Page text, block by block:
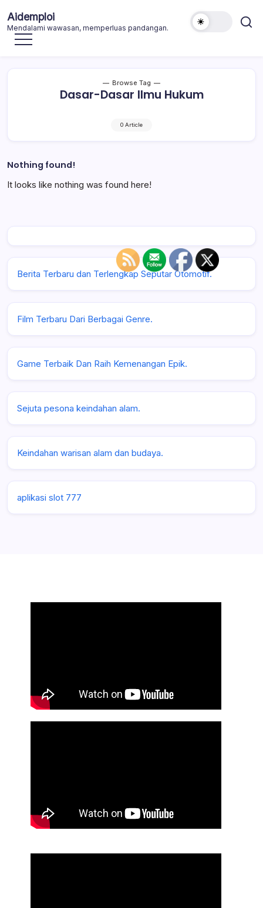
to
content
Aidemploi
Mendalami wawasan, memperluas pandangan.
Browse Tag
Dasar-Dasar Ilmu Hukum
0 Article
Nothing found!
It looks like nothing was found here!
Berita Terbaru dan Terlengkap Seputar Otomotif.
Film Terbaru Dari Berbagai Genre.
Game Terbaik Dan Raih Kemenangan Epik.
Sejuta pesona keindahan alam.
Keindahan warisan alam dan budaya.
aplikasi slot 777